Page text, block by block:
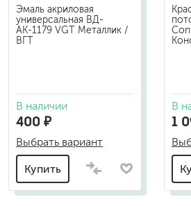
Эмаль акриловая
универсальная ВД-
АК-1179 VGT Металлик /
ВГТ
В наличии
400 ₽
Выбрать вариант
Купить
В
1